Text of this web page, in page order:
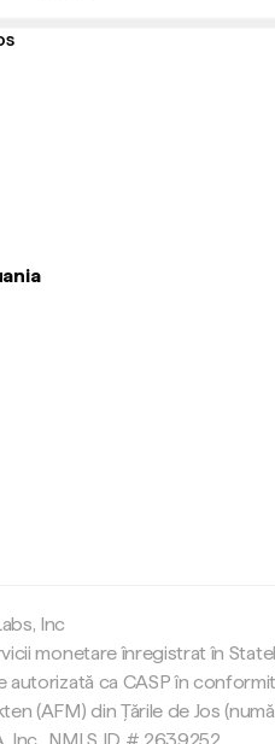
Inc
monetare înregistrat în
autorizată ca CASP în
(AFM) din Țările de Jos